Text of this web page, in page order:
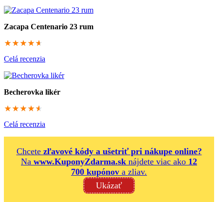
Zacapa Centenario 23 rum
92
Celá recenzia
Becherovka likér
91.6666666667
Celá recenzia
Chcete zľavové kódy a ušetriť pri nákupe online?
Na www.KuponyZdarma.sk nájdete viac ako 12
700 kupónov a zliav.
Ukázať